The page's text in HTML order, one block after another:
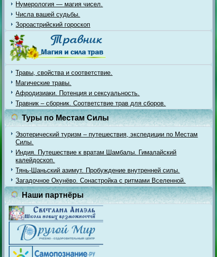
Нумерология — магия чисел.
Числа вашей судьбы.
Зороастрийский гороскоп
Травы, свойства и соответствие.
Магические травы.
Афродизиаки. Потенция и сексуальность.
Травник – сборник. Соответствие трав для сборов.
Туры по Местам Силы
Эзотерический туризм – путешествия, экспедиции по Местам
Силы.
Индия. Путешествие к вратам Шамбалы. Гималайский
калейдоскоп.
Тянь-Шаньский азимут. Пробуждение внутренней силы.
Загадочное Окунёво. Сонастройка с ритмами Вселенной.
Наши партнёры